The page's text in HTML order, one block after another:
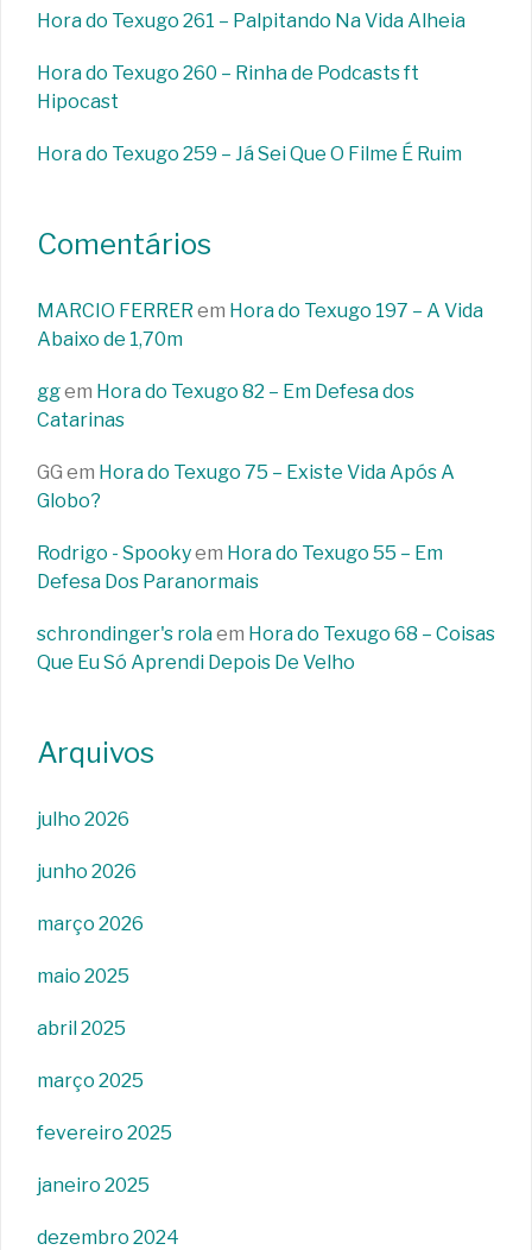
Hora do Texugo 261 – Palpitando Na Vida Alheia
Hora do Texugo 260 – Rinha de Podcasts ft
Hipocast
Hora do Texugo 259 – Já Sei Que O Filme É Ruim
Comentários
MARCIO FERRER em Hora do Texugo 197 – A Vida
Abaixo de 1,70m
ggem Hora do Texugo 82 – Em Defesa dos
Catarinas
GG em Hora do Texugo 75 – Existe Vida Após A
Globo?
Rodrigo - Spookyem Hora do Texugo 55 – Em
Defesa Dos Paranormais
schrondinger's rolaem Hora do Texugo 68 – Coisas
Que Eu Só Aprendi Depois De Velho
Arquivos
julho 2026
junho 2026
março 2026
maio 2025
abril 2025
março 2025
fevereiro 2025
janeiro 2025
dezembro 2024